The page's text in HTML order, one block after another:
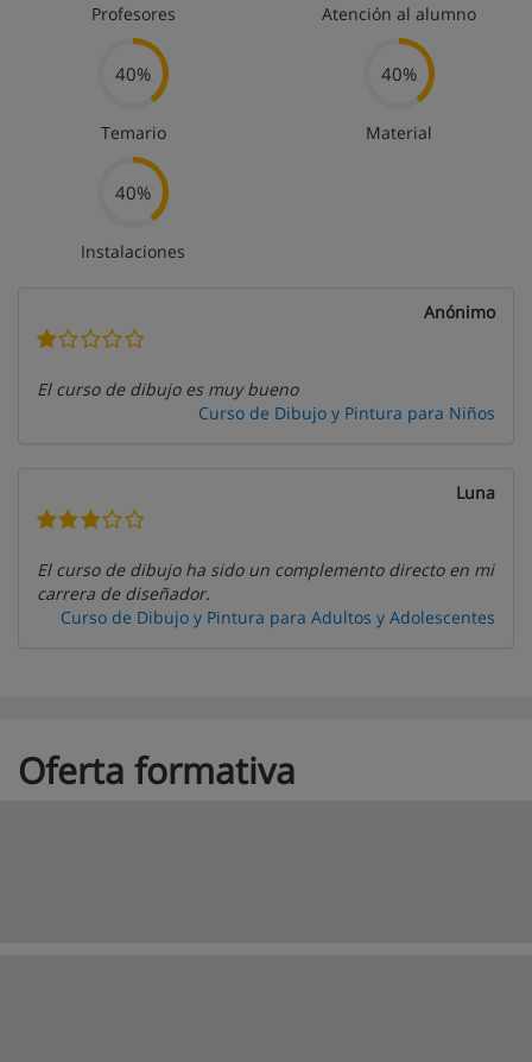
Profesores Atención al alumno
40%
Temario
40%
Material
40%
Instalaciones
Anónimo
El curso de dibujo es muy bueno
Curso de Dibujo y Pintura para Niños
Luna
El curso de dibujo ha sido un complemento directo en mi
carrera de diseñador.
Curso de Dibujo y Pintura para Adultos y Adolescentes
Oferta formativa